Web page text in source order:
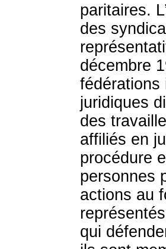
paritaires.
des
décembre
fédérations
juridiques
des
affiliés en
procédure
personnes
actions au
qui